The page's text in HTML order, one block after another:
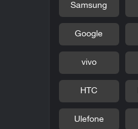
Samsung
Google
vivo
HTC
Ulefone